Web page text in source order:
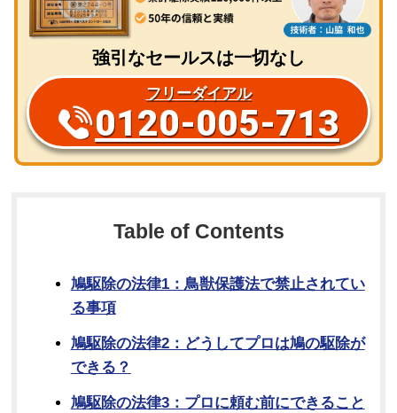
強引なセールスは一切なし
フリーダイアル
0120-005-713
Table of Contents
鳩駆除の法律1：鳥獣保護法で禁止されてい
る事項
鳩駆除の法律2：どうしてプロは鳩の駆除が
できる？
鳩駆除の法律3：プロに頼む前にできること